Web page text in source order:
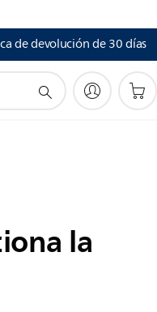
de devolución de 30 días
la